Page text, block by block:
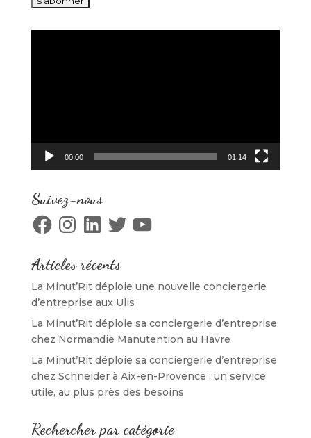
00:00 01:14
Suivez-nous
FacebookInstagramLinkedInTwitterYouTube
Articles récents
La Minut’Rit déploie une nouvelle conciergerie
d’entreprise aux Ulis
La Minut’Rit déploie sa conciergerie d’entreprise
chez Normandie Manutention au Havre
La Minut’Rit déploie sa conciergerie d’entreprise
chez Schneider à Aix-en-Provence : un service
utile, au plus près des besoins
Rechercher par catégorie